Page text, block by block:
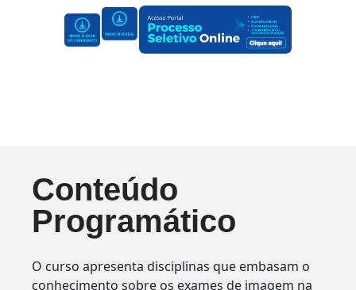
Conteúdo
Programático
O curso apresenta disciplinas que embasam o
conhecimento sobre os exames de imagem na